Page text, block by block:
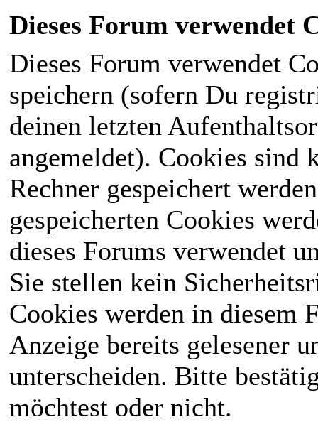
Dieses Forum verwendet
Dieses Forum verwendet
speichern (sofern Du
deinen letzten
angemeldet). Cookies sind
Rechner gespeichert
gespeicherten Cookies
dieses Forums verwendet
Sie stellen kein
Cookies werden in diesem
Anzeige bereits gelesener
unterscheiden. Bitte
möchtest oder nicht.